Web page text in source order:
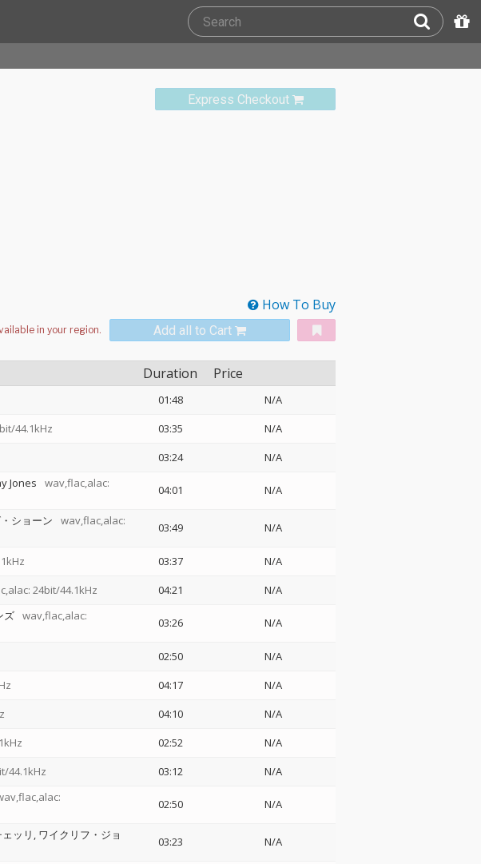
Express Checkout
How To Buy
Add all to Cart
Duration Price
01:48
N/A
44.1kHz 03:35
N/A
03:24 N/A
Jones
wav,flac,alac:
04:01 N/A
ショーン
wav,flac,alac:
03:49 N/A
03:37
N/A
24bit/44.1kHz 04:21 N/A
ズ wav,flac,alac:
03:26 N/A
02:50
N/A
04:17
N/A
04:10
N/A
02:52
N/A
44.1kHz 03:12 N/A
02:50 N/A
ッリ ワイクリフ・ジョ
03:23 N/A